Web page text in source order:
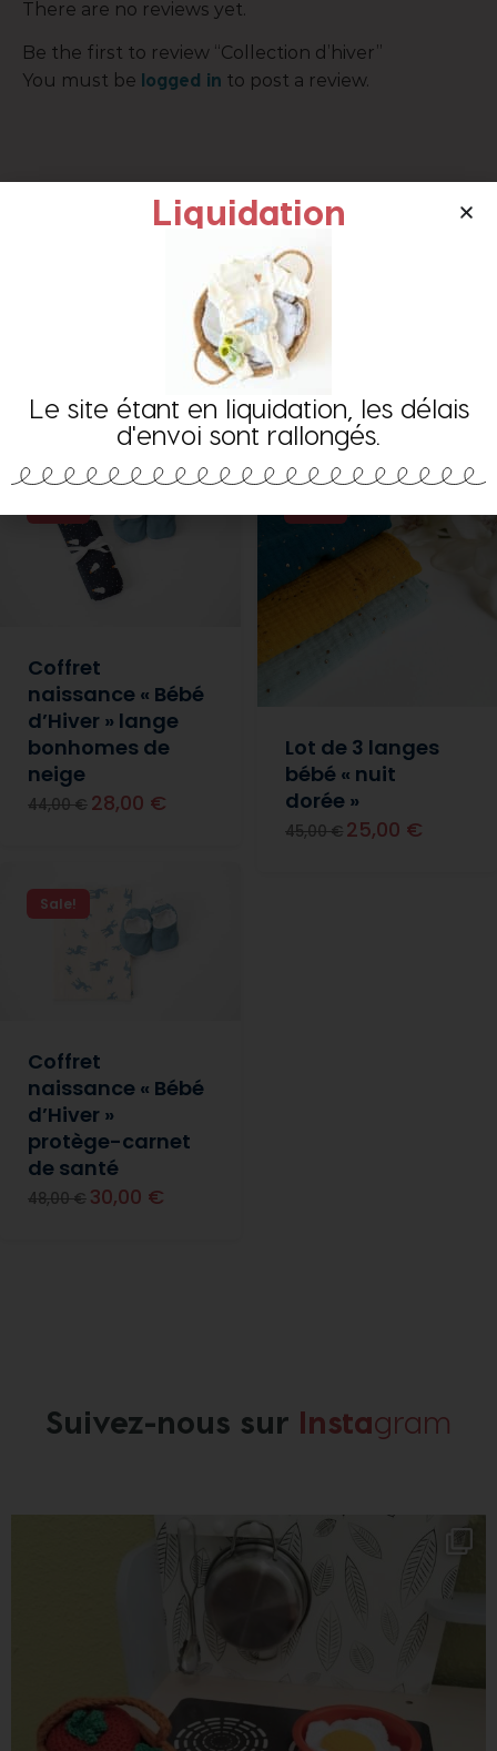
There are no reviews yet.
Be the first to review “Collection d’hiver”
You must be logged in to post a review.
Les clients ont aussi aimé ces
produits
Coffret
naissance « Bébé
d’Hiver » lange
bonhomes de
neige
44,00 € 28,00 €
Lot de 3 langes
bébé « nuit
dorée »
45,00 € 25,00 €
Sale!
Coffret
naissance « Bébé
d’Hiver »
protège-carnet
de santé
48,00 € 30,00 €
Suivez-nous sur Instagram
Liquidation
Le site étant en liquidation, les délais
d'envoi sont rallongés.